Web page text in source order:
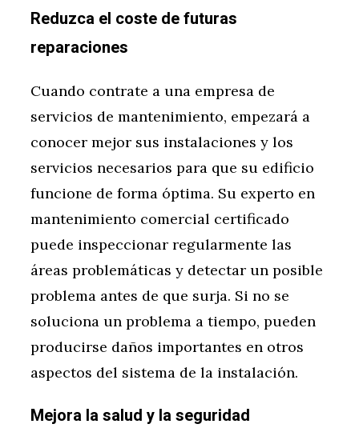
Reduzca el coste de futuras
reparaciones
Cuando contrate a una empresa de
servicios de mantenimiento, empezará a
conocer mejor sus instalaciones y los
servicios necesarios para que su edificio
funcione de forma óptima. Su experto en
mantenimiento comercial certificado
puede inspeccionar regularmente las
áreas problemáticas y detectar un posible
problema antes de que surja. Si no se
soluciona un problema a tiempo, pueden
producirse daños importantes en otros
aspectos del sistema de la instalación.
Mejora la salud y la seguridad